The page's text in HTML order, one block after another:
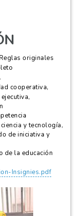
originales
cooperativa,
y tecnología,
de iniciativa y
de la educación
Insignies.pdf